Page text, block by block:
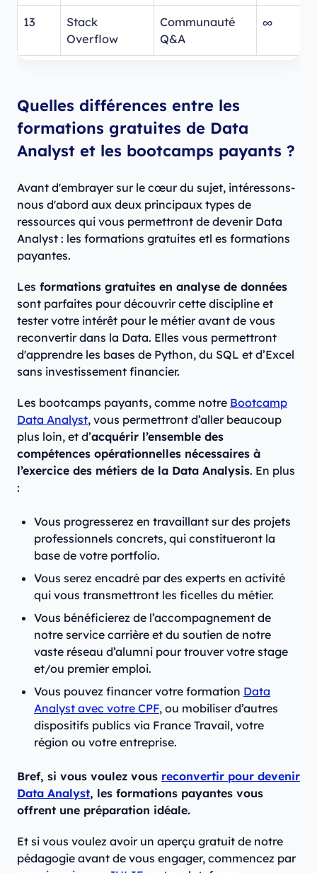
13
Stack
Overflow
Communauté
Q&A
∞
Quelles différences entre les
formations gratuites de Data
Analyst et les bootcamps payants ?
Avant d'embrayer sur le cœur du sujet, intéressons-
nous d'abord aux deux principaux types de
ressources qui vous permettront de devenir Data
Analyst : les formations gratuites etl es formations
payantes.
Les formations gratuites en analyse de données
sont parfaites pour découvrir cette discipline et
tester votre intérêt pour le métier avant de vous
reconvertir dans la Data. Elles vous permettront
d'apprendre les bases de Python, du SQL et d’Excel
sans investissement financier.
Les bootcamps payants, comme notre Bootcamp
Data Analyst, vous permettront d’aller beaucoup
plus loin, et d’acquérir l’ensemble des
compétences opérationnelles nécessaires à
l’exercice des métiers de la Data Analysis. En plus
:
Vous progresserez en travaillant sur des projets
professionnels concrets, qui constitueront la
base de votre portfolio.
Vous serez encadré par des experts en activité
qui vous transmettront les ficelles du métier.
Vous bénéficierez de l’accompagnement de
notre service carrière et du soutien de notre
vaste réseau d’alumni pour trouver votre stage
et/ou premier emploi.
Vous pouvez financer votre formation Data
Analyst avec votre CPF, ou mobiliser d’autres
dispositifs publics via France Travail, votre
région ou votre entreprise.
Bref, si vous voulez vous reconvertir pour devenir
Data Analyst, les formations payantes vous
offrent une préparation idéale.
Et si vous voulez avoir un aperçu gratuit de notre
pédagogie avant de vous engager, commencez par